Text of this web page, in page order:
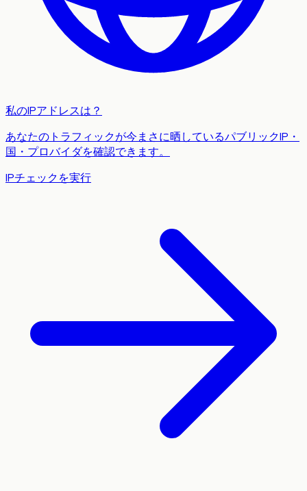
私のIPアドレスは？
あなたのトラフィックが今まさに晒しているパブリックIP・
国・プロバイダを確認できます。
IPチェックを実行